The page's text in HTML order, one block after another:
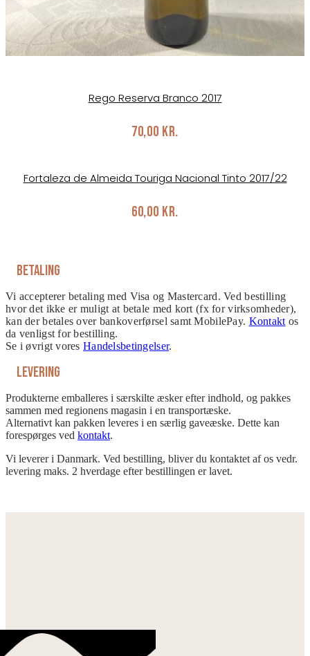
Rego Reserva Branco 2017
70,00 kr.
Fortaleza de Almeida Touriga Nacional Tinto 2017/22
60,00 kr.
Betaling
Vi accepterer betaling med Visa og Mastercard. Ved bestilling
hvor det ikke er muligt at betale med kort (fx for virksomheder),
kan der betales over bankoverførsel samt MobilePay. Kontakt os
da venligst for bestilling.
Se i øvrigt voresHandelsbetingelser.
Levering
Produkterne emballeres i særskilte æsker efter indhold, og pakkes
sammen med regionens magasin i en transportæske.
Alternativt kan pakken leveres i en særlig gaveæske. Dette kan
forespørges ved kontakt.
Vi leverer i Danmark. Ved bestilling, bliver du kontaktet af os vedr.
levering maks. 2 hverdage efter bestillingen er lavet.